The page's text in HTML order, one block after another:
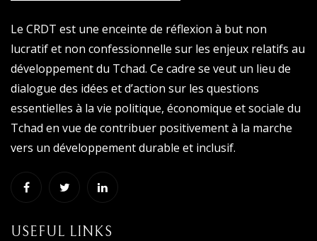
Le CRDT est une enceinte de réflexion à but non
lucratif et non confessionnelle sur les enjeux relatifs au
développement du Tchad. Ce cadre se veut un lieu de
dialogue des idées et d’action sur les questions
essentielles à la vie politique, économique et sociale du
Tchad en vue de contribuer positivement à la marche
vers un développement durable et inclusif.
USEFUL LINKS